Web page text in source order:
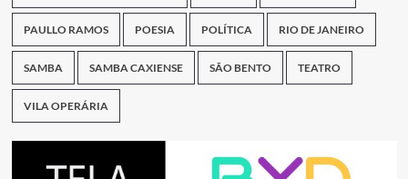
PAULLO RAMOS POESIA POLÍTICA RIO DE JANEIRO
SAMBA SAMBA CAXIENSE SÃO BENTO TEATRO
VILA OPERÁRIA